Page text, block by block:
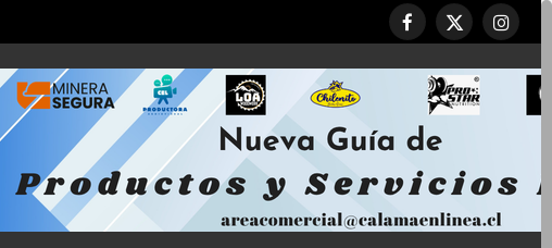
Facebook
X